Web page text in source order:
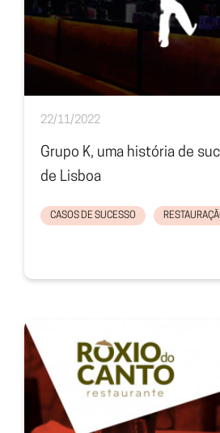
22/11/2022
Grupo K, uma história de
de Lisboa
CASOS DE SUCESSO